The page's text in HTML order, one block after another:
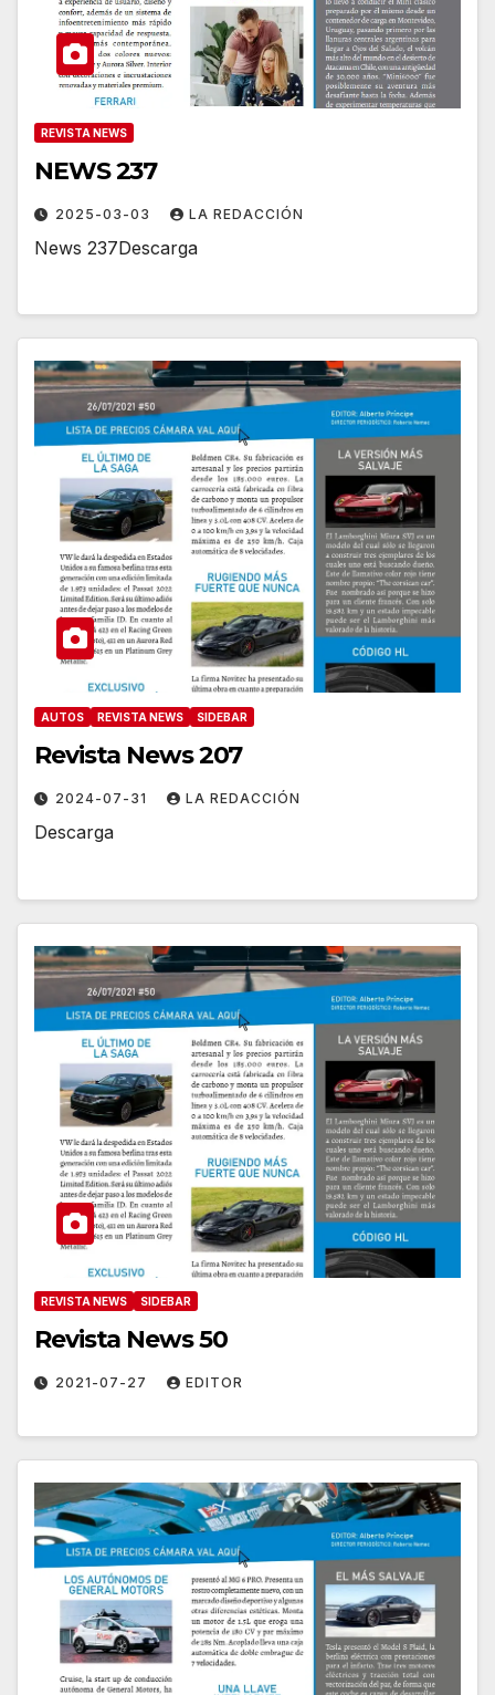
REVISTA NEWS
NEWS 237
2025-03-03 LA REDACCIÓN
News 237Descarga
AUTOS REVISTA NEWS SIDEBAR
Revista News 207
2024-07-31 LA REDACCIÓN
Descarga
REVISTA NEWS SIDEBAR
Revista News 50
2021-07-27 EDITOR